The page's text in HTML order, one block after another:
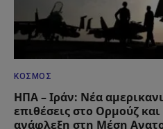
ΚΌΣΜΟΣ
ΗΠΑ – Ιράν: Νέα
επιθέσεις στο Ορμούζ
ανάφλεξη στη Μέση